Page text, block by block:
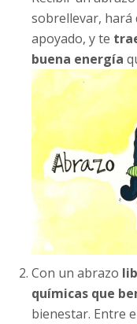
sobrellevar, hará
apoyado, y te
buena energía
Con un abrazo
químicas que
bienestar. Entre